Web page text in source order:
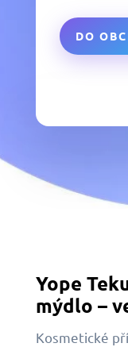
DO
Yope
mýdlo –
Kosmetické